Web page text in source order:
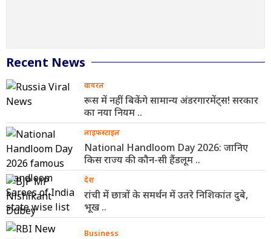
Recent News
वायरल
रूस में नहीं बिकेंगे सामान्य अंडरगारमेंट्स! सरकार
का नया नियम ..
लाइफस्टाइल
National Handloom Day 2026: जानिए
किस राज्य की कौन-सी हैंडलूम ..
देश
रांची में छात्रों के समर्थन में उतरे निशिकांत दुबे,
भूख ..
Business